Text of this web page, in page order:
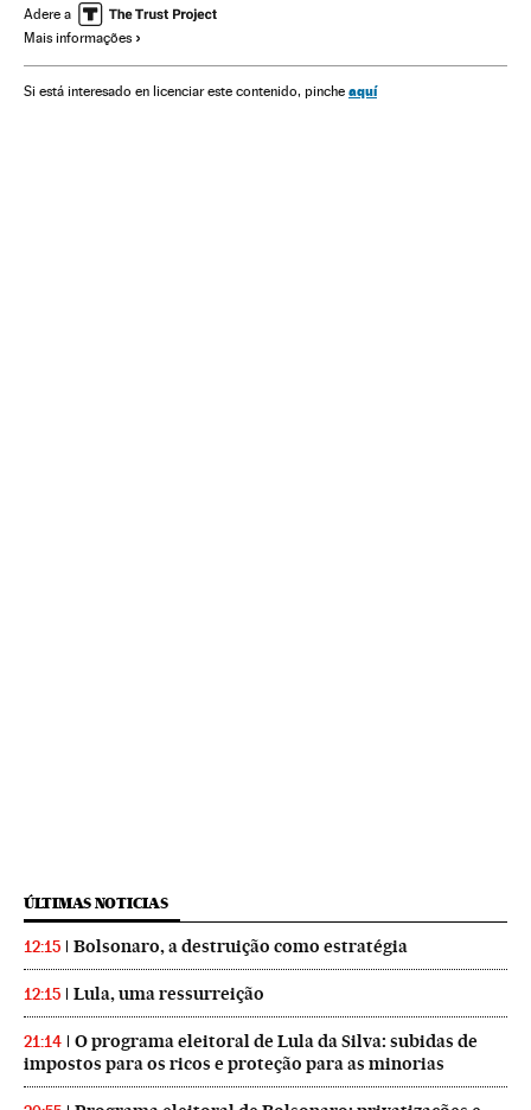
Eleições EUA Eleições presidenciais
América do Norte
Adere a
Mais informações
Si está interesado en licenciar este contenido, pinche aquí
ÚLTIMAS NOTICIAS
12:15 Bolsonaro, a destruição como estratégia
12:15 Lula, uma ressurreição
21:14
O programa eleitoral de Lula da Silva: subidas de
impostos para os ricos e proteção para as minorias